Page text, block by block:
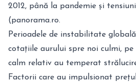
2012, până la pandemie și
(panorama.ro.
Perioadele de instabilitate
cotațiile aurului spre noi culmi, pe
calm relativ au temperat
Factorii care au impulsionat